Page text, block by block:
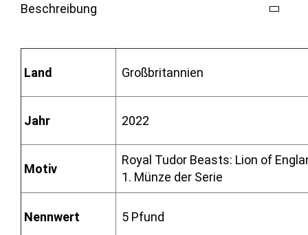
Beschreibung
Land Großbritannien
Jahr 2022
Motiv
Royal Tudor Beasts: Lion of
1. Münze der Serie
Nennwert 5 Pfund